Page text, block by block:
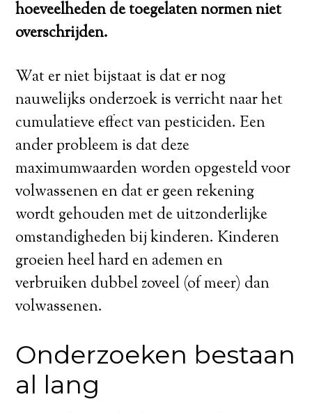
hoeveelheden de toegelaten normen niet
overschrijden.
Wat er niet bijstaat is dat er nog
nauwelijks onderzoek is verricht naar het
cumulatieve effect van pesticiden. Een
ander probleem is dat deze
maximumwaardenworden opgesteld voor
volwassenen en dat er geen rekening
wordt gehouden met de uitzonderlijke
omstandigheden bij kinderen. Kinderen
groeien heel hard en ademen en
verbruiken dubbel zoveel (of meer) dan
volwassenen.
Onderzoeken bestaan
al lang